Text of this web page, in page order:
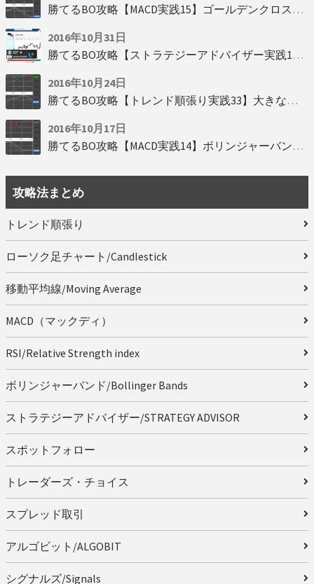
勝てるBO攻略【MACD実践15】ゴールデンクロスで勝つ
2016年10月31日
勝てるBO攻略【ストラテジーアドバイザー実践19】慌てず自動分析
2016年10月24日
勝てるBO攻略【トレンド順張り実践33】大きな変動にすべり込み
2016年10月17日
勝てるBO攻略【MACD実践14】ボリンジャーバンドとともに相場を読む
攻略法まとめ
トレンド順張り
ローソク足チャート/Candlestick
移動平均線/Moving Average
MACD（マックディ）
RSI/Relative Strength index
ボリンジャーバンド/Bollinger Bands
ストラテジーアドバイザー/STRATEGY ADVISOR
スポットフォロー
トレーダーズ・チョイス
スプレッド取引
アルゴビット/ALGOBIT
シグナルズ/Signals